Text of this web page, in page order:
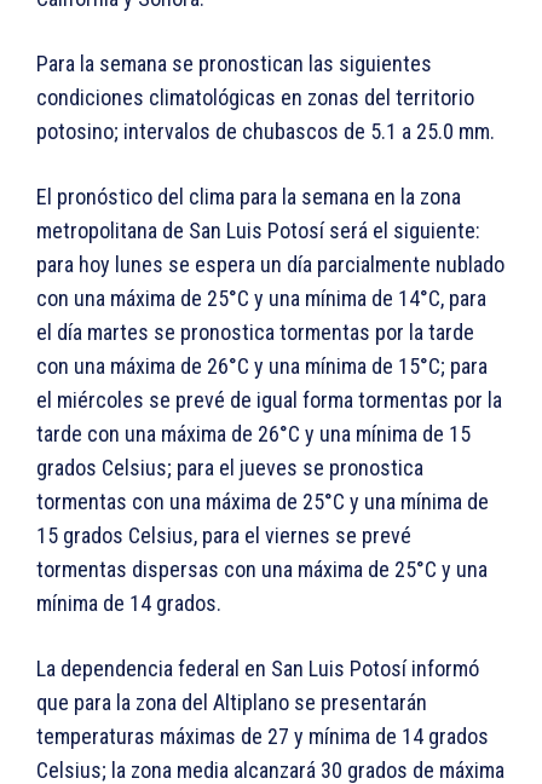
Para la semana se pronostican las siguientes
condiciones climatológicas en zonas del territorio
potosino; intervalos de chubascos de 5.1 a 25.0 mm.
El pronóstico del clima para la semana en la zona
metropolitana de San Luis Potosí será el siguiente:
para hoy lunes se espera un día parcialmente nublado
con una máxima de 25°C y una mínima de 14°C, para
el día martes se pronostica tormentas por la tarde
con una máxima de 26°C y una mínima de 15°C; para
el miércoles se prevé de igual forma tormentas por la
tarde con una máxima de 26°C y una mínima de 15
grados Celsius; para el jueves se pronostica
tormentas con una máxima de 25°C y una mínima de
15 grados Celsius, para el viernes se prevé
tormentas dispersas con una máxima de 25°C y una
mínima de 14 grados.
La dependencia federal en San Luis Potosí informó
que para la zona del Altiplano se presentarán
temperaturas máximas de 27 y mínima de 14 grados
Celsius; la zona media alcanzará 30 grados de máxima